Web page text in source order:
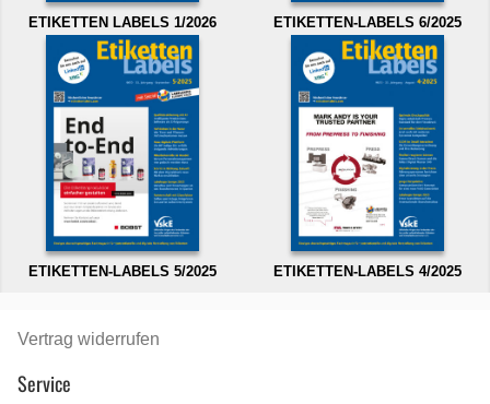
ETIKETTEN LABELS 1/2026 ETIKETTEN-LABELS 6/2025
ETIKETTEN-LABELS 5/2025 ETIKETTEN-LABELS 4/2025
Vertrag widerrufen
Service